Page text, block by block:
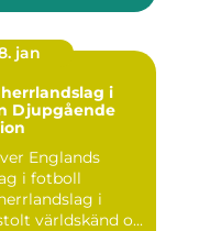
jan
i
Djupgående
Englands
i fotboll
i
världskänd o...